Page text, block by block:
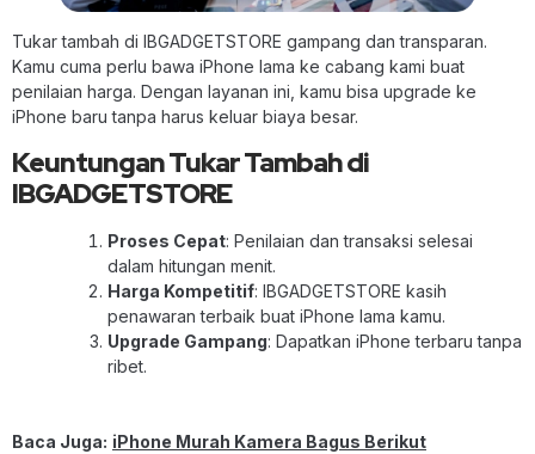
Tukar tambah di IBGADGETSTORE gampang dan transparan.
Kamu cuma perlu bawa iPhone lama ke cabang kami buat
penilaian harga. Dengan layanan ini, kamu bisa upgrade ke
iPhone baru tanpa harus keluar biaya besar.
Keuntungan Tukar Tambah di
IBGADGETSTORE
Proses Cepat: Penilaian dan transaksi selesai
dalam hitungan menit.
Harga Kompetitif: IBGADGETSTORE kasih
penawaran terbaik buat iPhone lama kamu.
Upgrade Gampang: Dapatkan iPhone terbaru tanpa
ribet.
Baca Juga: iPhone Murah Kamera Bagus Berikut